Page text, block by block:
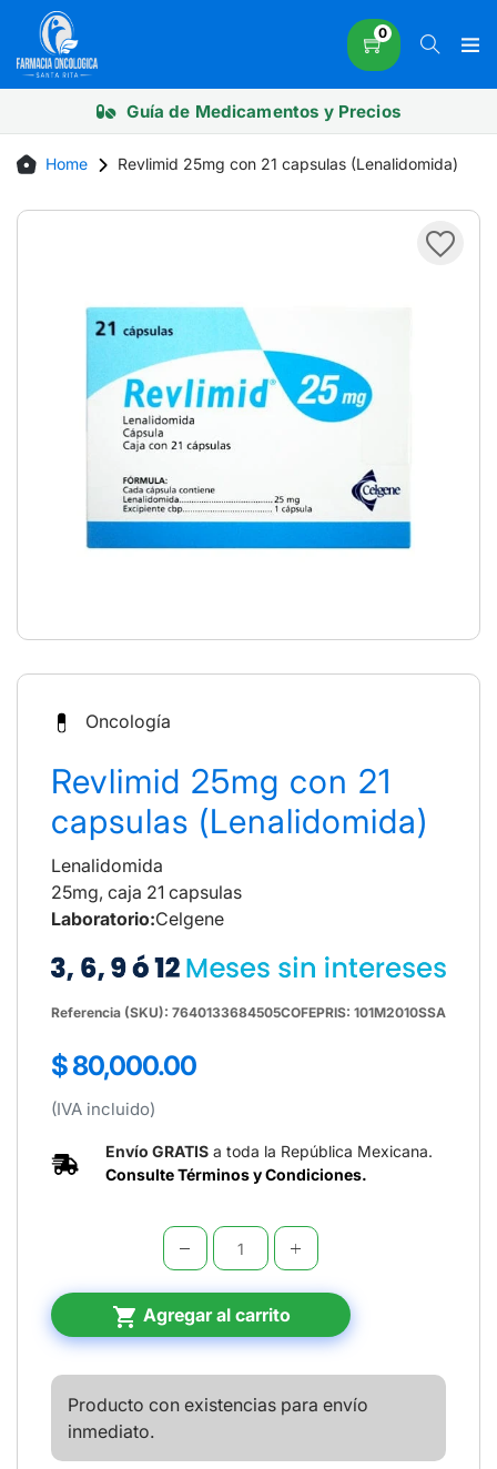
content
0
Guía de Medicamentos y Precios
Home Revlimid 25mg con 21 capsulas (Lenalidomida)
Oncología
Revlimid 25mg con 21
capsulas (Lenalidomida)
Lenalidomida
25mg, caja 21 capsulas
Laboratorio:Celgene
Referencia (SKU): 7640133684505COFEPRIS: 101M2010SSA
Precio
regular
$ 80,000.00
(IVA incluido)
Envío GRATIS a toda la República Mexicana.
Consulte Términos y Condiciones.
shopping_cart Agregar al carrito
Producto con existencias para envío
inmediato.